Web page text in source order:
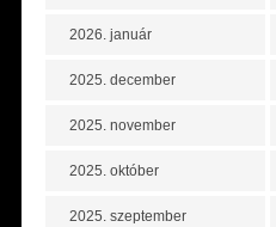
2026. január
2025. december
2025. november
2025. október
2025. szeptember